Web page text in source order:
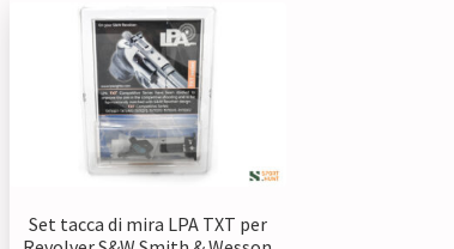
Set tacca di mira LPA TXT per